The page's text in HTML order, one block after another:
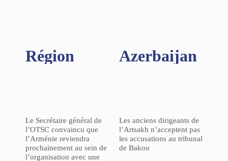
Région​
Le Secrétaire général de
l’OTSC convaincu que
l’Arménie reviendra
prochainement au sein de
l’organisation avec une
Azerbaijan
Les anciens dirigeants de
l’Artsakh n’acceptent pas
les accusations au tribunal
de Bakou